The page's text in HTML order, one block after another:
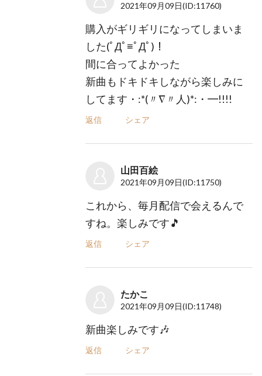
2021年09月09日(ID:11760)
購入がギリギリになってしまいま
した(ﾟДﾟ≡ﾟДﾟ)！
間に合ってよかった
新曲もドキドキしながら楽しみに
してます・:*(〃∇〃人)*:・━!!!!
返信 シェア
山田百絵
2021年09月09日(ID:11750)
これから、毎月配信で会えるんで
すね。楽しみです🎵
返信 シェア
たかこ
2021年09月09日(ID:11748)
新曲楽しみです🎶
返信 シェア